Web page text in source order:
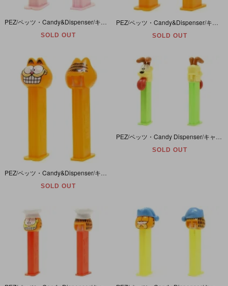
SOLD OUT SOLD OUT
SOLD OUT
SOLD OUT